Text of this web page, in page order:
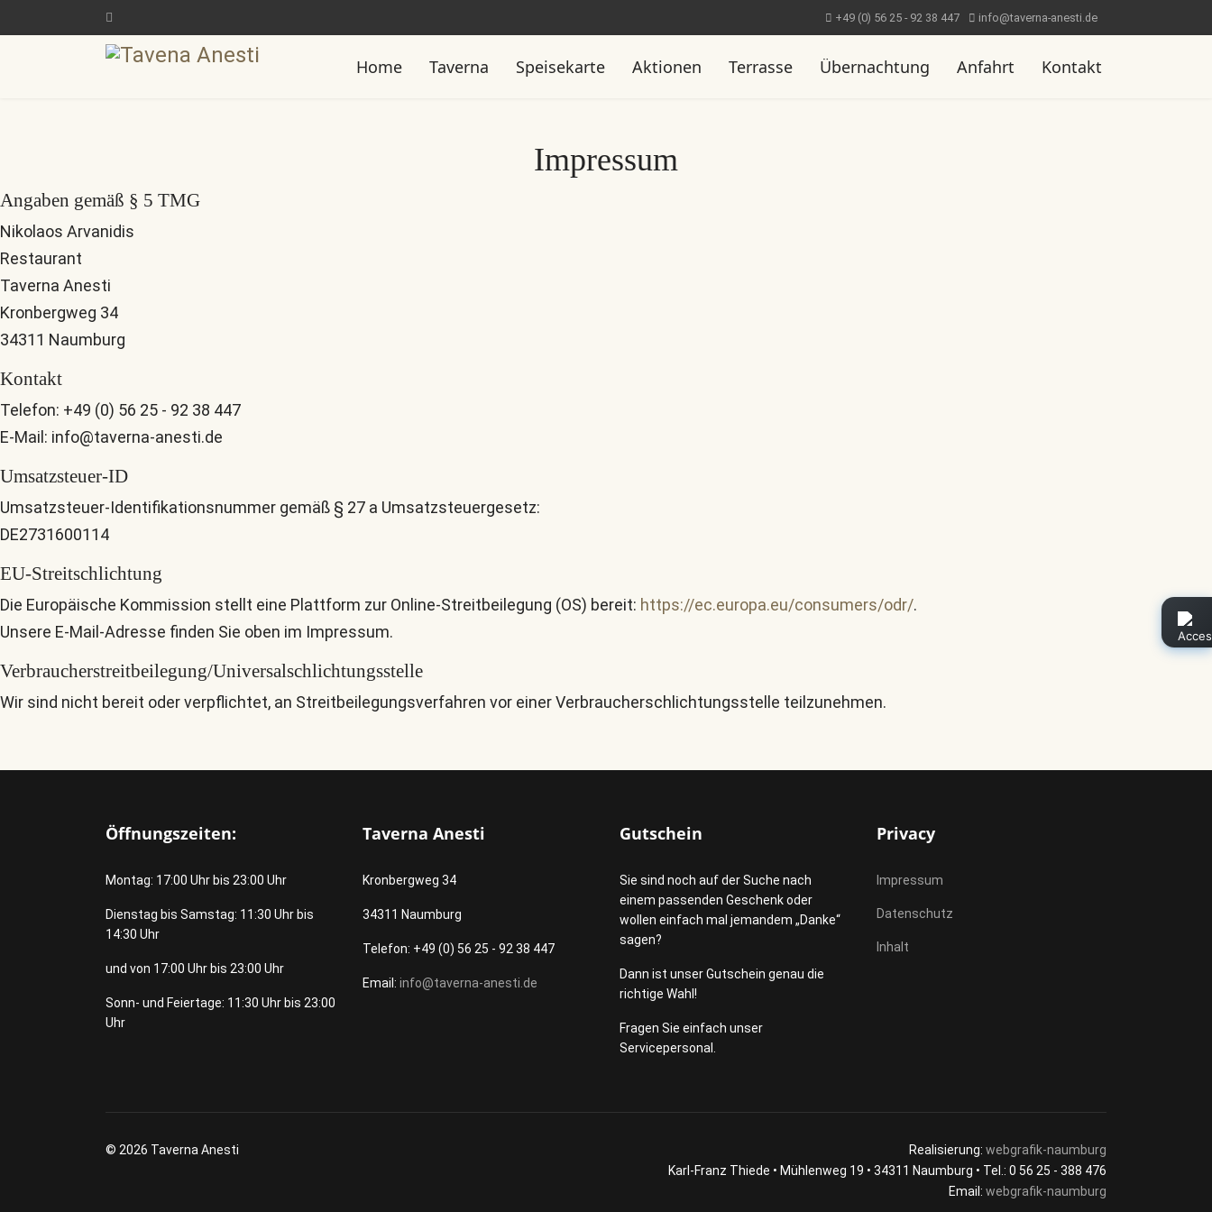
+49 (0) 56 25 - 92 38 447 info@taverna-anesti.de
Home Taverna Speisekarte Aktionen Terrasse Übernachtung Anfahrt Kontakt
Impressum
Angaben gemäß § 5 TMG
Nikolaos Arvanidis
Restaurant
Taverna Anesti
Kronbergweg 34
34311 Naumburg
Kontakt
Telefon: +49 (0) 56 25 - 92 38 447
E-Mail: info@taverna-anesti.de
Umsatzsteuer-ID
Umsatzsteuer-Identifikationsnummer gemäß § 27 a Umsatzsteuergesetz:
DE2731600114
EU-Streitschlichtung
Die Europäische Kommission stellt eine Plattform zur Online-Streitbeilegung (OS) bereit: https://ec.europa.eu/consumers/odr/.
Unsere E-Mail-Adresse finden Sie oben im Impressum.
Verbraucher­streit­beilegung/Universal­schlichtungs­stelle
Wir sind nicht bereit oder verpflichtet, an Streitbeilegungsverfahren vor einer Verbraucherschlichtungsstelle teilzunehmen.
Öffnungszeiten:
Montag: 17:00 Uhr bis 23:00 Uhr
Dienstag bis Samstag: 11:30 Uhr bis
14:30 Uhr
und von 17:00 Uhr bis 23:00 Uhr
Sonn- und Feiertage: 11:30 Uhr bis 23:00
Uhr
Taverna Anesti
Kronbergweg 34
34311 Naumburg
Telefon: +49 (0) 56 25 - 92 38 447
Email: info@taverna-anesti.de
Gutschein
Sie sind noch auf der Suche nach
einem passenden Geschenk oder
wollen einfach mal jemandem „Danke“
sagen?
Dann ist unser Gutschein genau die
richtige Wahl!
Fragen Sie einfach unser
Servicepersonal.
Privacy
Impressum
Datenschutz
Inhalt
© 2026 Taverna Anesti Realisierung: webgrafik-naumburg
Karl-Franz Thiede • Mühlenweg 19 • 34311 Naumburg • Tel.: 0 56 25 - 388 476
Email: webgrafik-naumburg